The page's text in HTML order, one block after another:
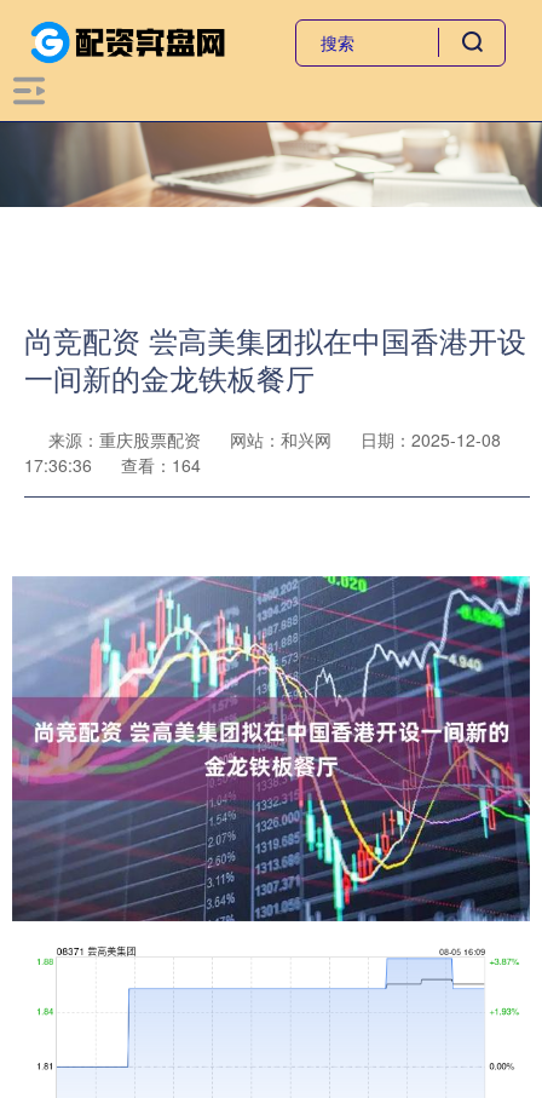
尚竞配资 尝高美集团拟在中国香港开设
一间新的金龙铁板餐厅
来源：重庆股票配资 网站：和兴网
日期：2025-12-08
17:36:36
查看：164